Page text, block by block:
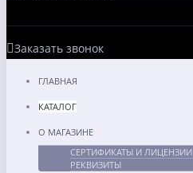
Заказать звонок
ГЛАВНАЯ
КАТАЛОГ
О МАГАЗИНЕ
СЕРТИФИКАТЫ И ЛИЦЕНЗИИ
РЕКВИЗИТЫ